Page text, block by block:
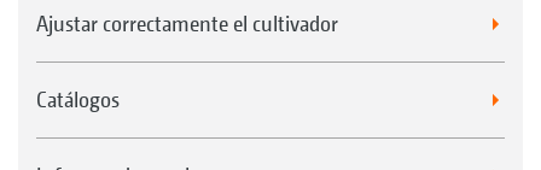
Ajustar correctamente el cultivador
Catálogos